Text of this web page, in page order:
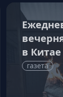
в Китае
газета